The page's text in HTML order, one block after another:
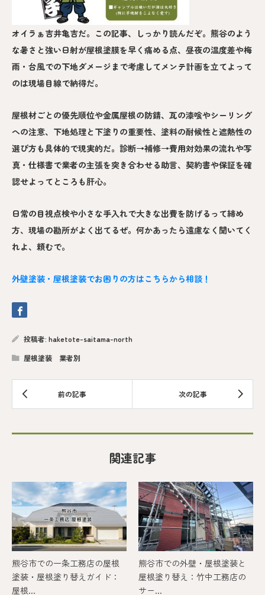
オイラぁ吉井亀吉だ。この記事、しっかり読んだぞ。熊谷のよう
な暑さと強い日射が屋根塗膜を早く痛める点、昼夜の温度差や梅
雨・台風での下地ダメージまで考慮してメンテ計画を立てよって
のは現場目線で納得だ。
屋根材ごとの優先順位や金属屋根の防錆、瓦の漆喰やシーリング
への注意、下地処理と下塗りの重要性、塗料の耐候性と遮熱性の
選び方も具体的で現実的だ。診断→補修→費用対効果の流れや写
真・仕様書で業者の主張を突き合わせる助言、契約書や保証を確
認せよってところも肝心。
日常の目視点検や小さな手入れで大きな出費を防げるって締め
方、現場の勘所がよく出てるぜ。何かあったら遠慮なく聞いてく
れよ、頼むで。
外壁塗装・屋根塗装でお困りの方はこちらから相談！
投稿者: haketote-saitama-north
屋根塗装 業者別
関連記事
熊谷市での一条工務店の屋根
塗装・屋根塗り替えガイド：
屋根...
熊谷市での外壁・屋根塗装と
屋根塗り替え：竹中工務店の
サー...